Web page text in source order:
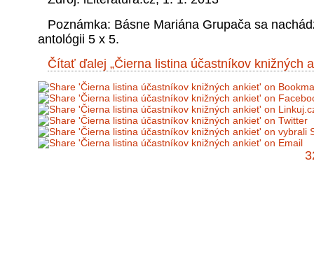
Poznámka: Básne Mariána Grupača sa
antológii 5 x 5.
Čítať ďalej „Čierna listina účastníkov knižných